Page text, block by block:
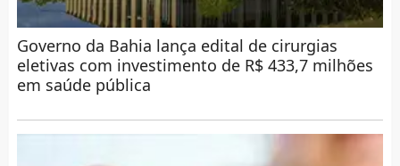
Governo da Bahia lança edital de cirurgias
eletivas com investimento de R$ 433,7 milhões
em saúde pública